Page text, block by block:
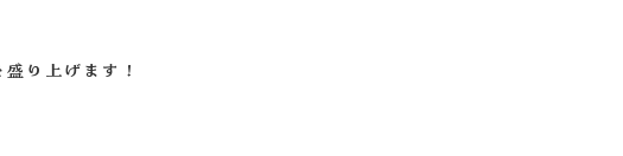
り上げます！